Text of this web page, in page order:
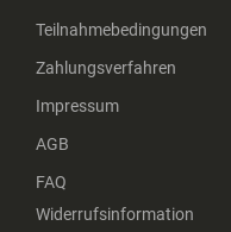
Teilnahmebedingungen
Zahlungsverfahren
Impressum
AGB
FAQ
Widerrufsinformation